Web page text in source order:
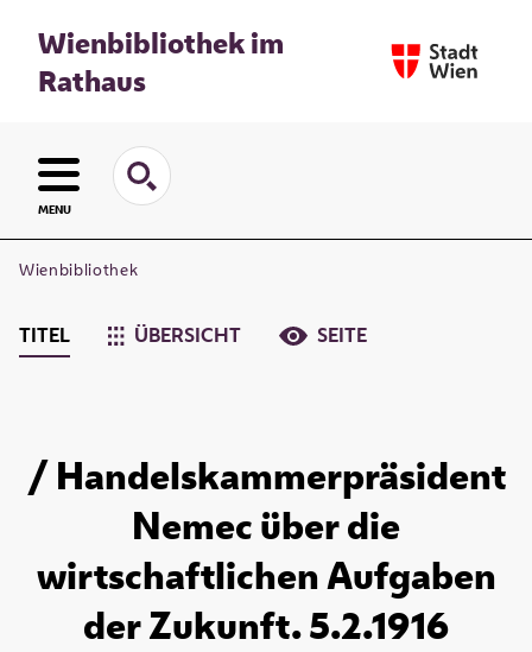
Wienbibliothek im
Rathaus
MENU
Wienbibliothek
TITEL ÜBERSICHT SEITE
/ Handelskammerpräsident
Nemec über die
wirtschaftlichen Aufgaben
der Zukunft. 5.2.1916